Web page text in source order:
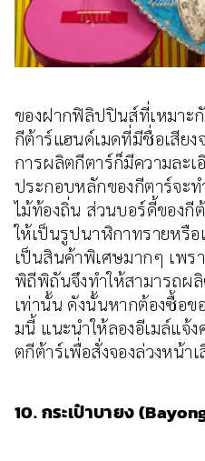
ของฝากฟิลิปปินส์ที่เหมาะ
กีต้าร์แฮนด์เมดที่มีชื่อเสียง
การผลิตกีตาร์ก็มีความละ
ประกอบหลักของกีตาร์จะ
ไม้ท้องถิ่น ส่วนบอร์ดี้ของกี
ให้เป็นรูปนาฬิกาทรายหรือ
เป็นสินค้าพิเศษมากๆ เพร
พิถีพิถันจึงทำให้สามารถผ
เท่านั้น ดังนั้นหากต้องซื้อข
มนี้ แนะนำให้ลองอีเมล์แจ้
ตกีต้าร์เพื่อสั่งจองล่วงหน้า
10. กระเป๋าบายง